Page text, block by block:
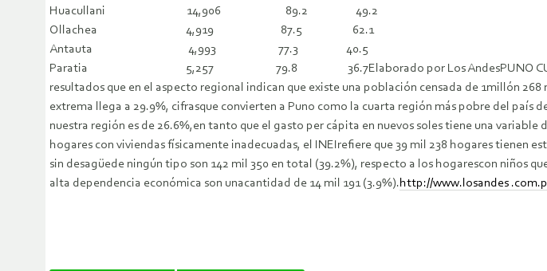
Huacullani 14,906 89.2 49.2
Ollachea 4,919 87.5 62.1
Antauta 4,993 77.3 40.5
Paratia 5,257 79.8 36.7Elaborado por Los AndesPUNO CUARTO LUGAR
resultados que en el aspecto regional indican que existe una población censada de 1millón
extrema llega a 29.9%, cifrasque convierten a Puno como la cuarta región más pobre del
nuestra región es de 26.6%,en tanto que el gasto per cápita en nuevos soles tiene una
hogares con viviendas físicamente inadecuadas, el INEIrefiere que 39 mil 238 hogares tienen
sin desagüede ningún tipo son 142 mil 350 en total (39.2%), respecto a los hogarescon niños
alta dependencia económica son unacantidad de 14 mil 191 (3.9%).http://www.losandes